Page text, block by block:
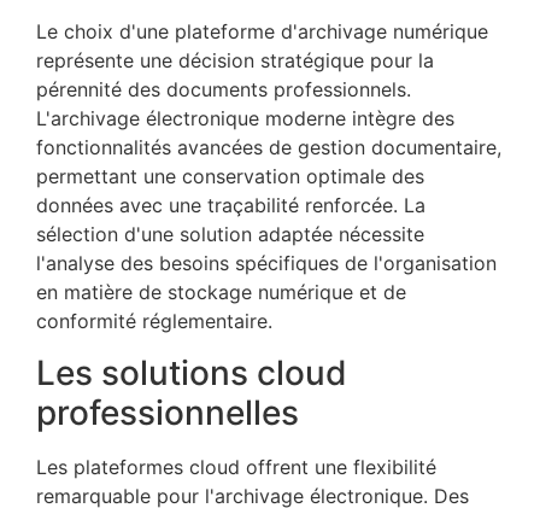
Le choix d'une plateforme d'archivage numérique
représente une décision stratégique pour la
pérennité des documents professionnels.
L'archivage électronique moderne intègre des
fonctionnalités avancées de gestion documentaire,
permettant une conservation optimale des
données avec une traçabilité renforcée. La
sélection d'une solution adaptée nécessite
l'analyse des besoins spécifiques de l'organisation
en matière de stockage numérique et de
conformité réglementaire.
Les solutions cloud
professionnelles
Les plateformes cloud offrent une flexibilité
remarquable pour l'archivage électronique. Des